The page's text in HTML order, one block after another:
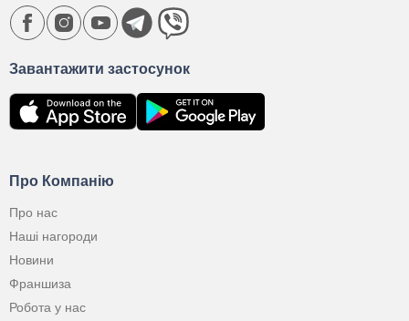
Про Компанію
Про нас
Наші нагороди
Новини
Франшиза
Робота у нас
Завантажити застосунок